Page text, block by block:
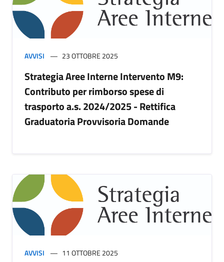
AVVISI 23 OTTOBRE 2025
Strategia Aree Interne Intervento M9:
Contributo per rimborso spese di
trasporto a.s. 2024/2025 - Rettifica
Graduatoria Provvisoria Domande
AVVISI 11 OTTOBRE 2025